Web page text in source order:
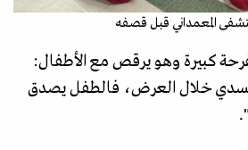
المعمداني قبل قصفه
كبيرة وهو يرقص مع الأطفال:
خلال العرض، فالطفل يصدق